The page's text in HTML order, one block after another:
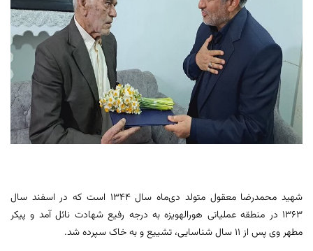
شهید محمدرضا معقول متولد دی‌ماه سال ۱۳۴۴ است که در اسفند سال
۱۳۶۳ در منطقه عملیاتی هورالهویزه به درجه رفیع شهادت نائل آمد و پیکر
مطهر وی پس از ۱۱ سال شناسایی، تشییع و به خاک سپرده شد.